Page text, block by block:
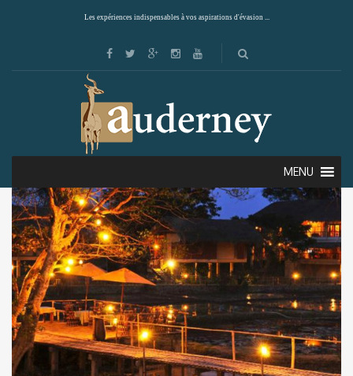
Les expériences indispensables à vos aspirations d'évasion ...
MENU
Showing the single result
Default sorting